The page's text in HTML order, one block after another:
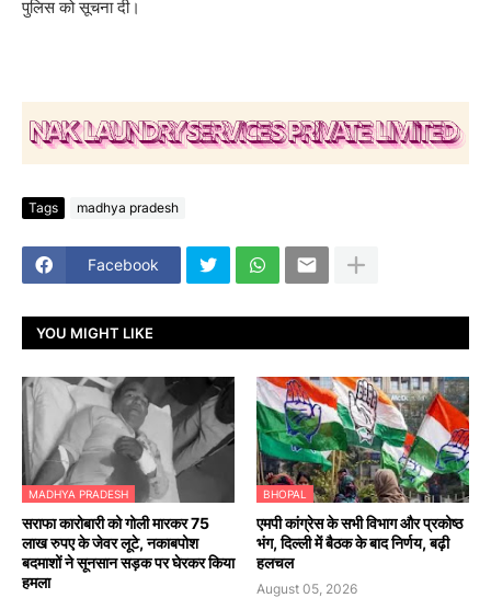
पुलिस को सूचना दी।
Tags madhya pradesh
Facebook
YOU MIGHT LIKE
MADHYA PRADESH
सराफा कारोबारी को गोली मारकर 75
लाख रुपए के जेवर लूटे, नकाबपोश
बदमाशों ने सूनसान सड़क पर घेरकर किया
हमला
BHOPAL
एमपी कांग्रेस के सभी विभाग और प्रकोष्ठ
भंग, दिल्ली में बैठक के बाद निर्णय, बढ़ी
हलचल
August 05, 2026